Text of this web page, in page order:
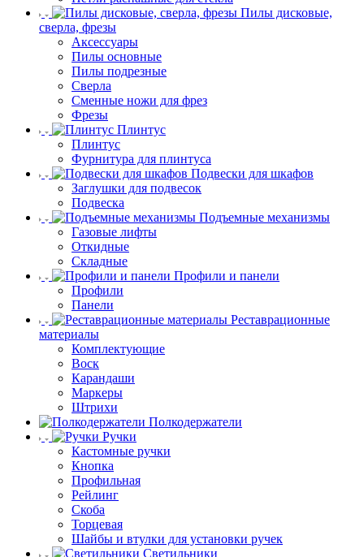
Пилы дисковые,
сверла, фрезы
Аксессуары
Пилы основные
Пилы подрезные
Сверла
Сменные ножи для фрез
Фрезы
Плинтус
Плинтус
Фурнитура для плинтуса
Подвески для шкафов
Заглушки для подвесок
Подвеска
Подъемные механизмы
Газовые лифты
Откидные
Складные
Профили и панели
Профили
Панели
Реставрационные
материалы
Комплектующие
Воск
Карандаши
Маркеры
Штрихи
Полкодержатели
Ручки
Кастомные ручки
Кнопка
Профильная
Рейлинг
Скоба
Торцевая
Шайбы и втулки для установки ручек
Светильники